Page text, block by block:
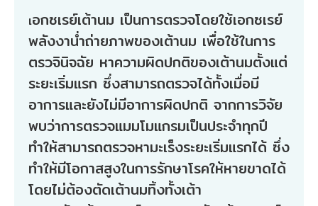
เอกซเรย์เต้านม เป็นการตรวจโดยใช้เอกซเรย์
พลังงาน่ำถ่ายภาพของเต้านม เพื่อใช้ในการ
ตรวจินิจฉัย หาความผิดปกติของเต้านมตั้งแต่
ระยะเริ่มแรก ซึ่งสามารถตรวจได้ทั้งเมื่อมี
อาการและยังไม่มีอาการผิดปกติ จากการวิจัย
พบว่าการตรวจแมมโมแกรมเป็นประจำทุกปี
ทำให้สามารถตรวจหามะเร็งระยะเริ่มแรกได้ ซึ่ง
ทำให้มีโอกาสสูงในการรักษาโรคให้หายขาดได้
โดยไม่ต้องตัดเต้านมทิ้งทั้งเต้า